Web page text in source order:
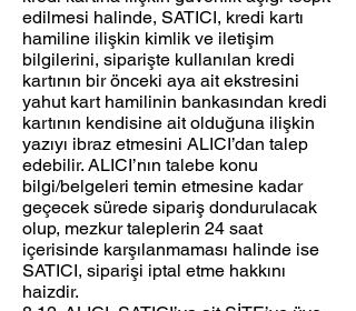
edilmesi halinde, SATICI, kredi kartı
hamiline ilişkin kimlik ve iletişim
bilgilerini, siparişte kullanılan kredi
kartının bir önceki aya ait ekstresini
yahut kart hamilinin bankasından kredi
kartının kendisine ait olduğuna ilişkin
yazıyı ibraz etmesini ALICI’dan talep
edebilir. ALICI’nın talebe konu
bilgi/belgeleri temin etmesine kadar
geçecek sürede sipariş dondurulacak
olup, mezkur taleplerin 24 saat
içerisinde karşılanmaması halinde ise
SATICI, siparişi iptal etme hakkını
haizdir.